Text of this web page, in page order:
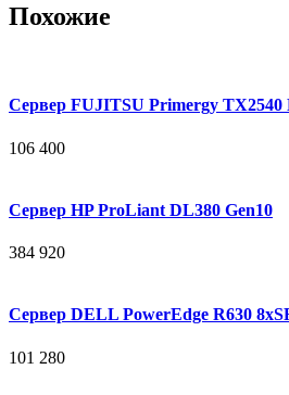
Похожие
Сервер FUJITSU Primergy TX2540
106 400
Сервер HP ProLiant DL380 Gen10
384 920
Сервер DELL PowerEdge R630
101 280